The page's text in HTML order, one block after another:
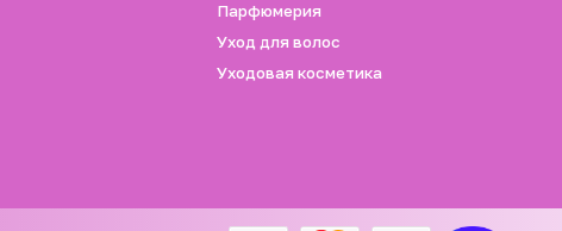
Парфюмерия
Уход для волос
Уходовая косметика